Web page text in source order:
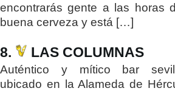
encontrarás gente a las horas
buena cerveza y está […]
8. LAS COLUMNAS
Auténtico y mítico bar
ubicado en la Alameda de